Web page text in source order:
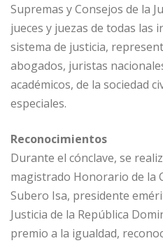
Supremas y Consejos de la
jueces y juezas de todas las
sistema de justicia,
abogados, juristas
académicos, de la sociedad
especiales.
Reconocimientos
Durante el cónclave, se
magistrado Honorario de la
Subero Isa, presidente
Justicia de la República
premio a la igualdad,